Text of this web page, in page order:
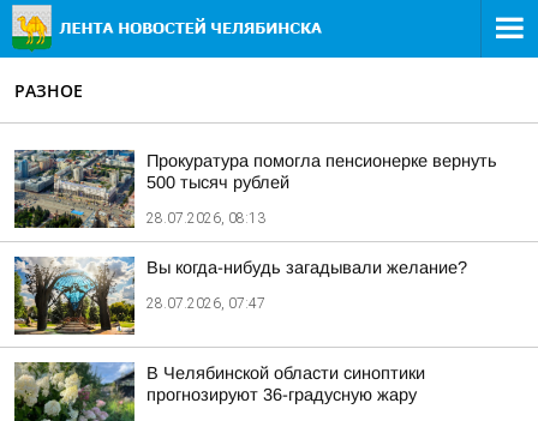
РАЗНОЕ
Прокуратура помогла пенсионерке вернуть
500 тысяч рублей
28.07.2026, 08:13
Вы когда-нибудь загадывали желание?
28.07.2026, 07:47
В Челябинской области синоптики
прогнозируют 36-градусную жару